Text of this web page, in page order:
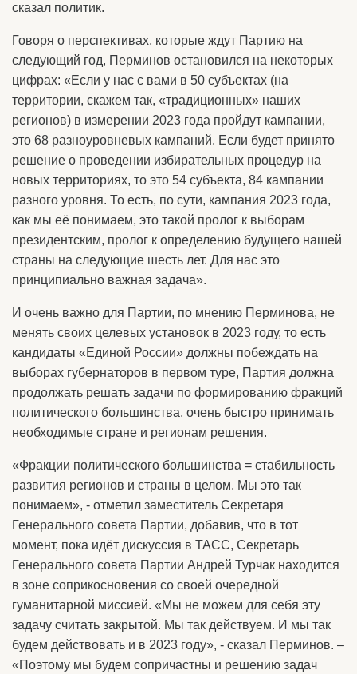
сказал политик.
Говоря о перспективах, которые ждут Партию на
следующий год, Перминов остановился на некоторых
цифрах: «Если у нас с вами в 50 субъектах (на
территории, скажем так, «традиционных» наших
регионов) в измерении 2023 года пройдут кампании,
это 68 разноуровневых кампаний. Если будет принято
решение о проведении избирательных процедур на
новых территориях, то это 54 субъекта, 84 кампании
разного уровня. То есть, по сути, кампания 2023 года,
как мы её понимаем, это такой пролог к выборам
президентским, пролог к определению будущего нашей
страны на следующие шесть лет. Для нас это
принципиально важная задача».
И очень важно для Партии, по мнению Перминова, не
менять своих целевых установок в 2023 году, то есть
кандидаты «Единой России» должны побеждать на
выборах губернаторов в первом туре, Партия должна
продолжать решать задачи по формированию фракций
политического большинства, очень быстро принимать
необходимые стране и регионам решения.
«Фракции политического большинства = стабильность
развития регионов и страны в целом. Мы это так
понимаем», - отметил заместитель Секретаря
Генерального совета Партии, добавив, что в тот
момент, пока идёт дискуссия в ТАСС, Секретарь
Генерального совета Партии Андрей Турчак находится
в зоне соприкосновения со своей очередной
гуманитарной миссией. «Мы не можем для себя эту
задачу считать закрытой. Мы так действуем. И мы так
будем действовать и в 2023 году», - сказал Перминов. –
«Поэтому мы будем сопричастны и решению задач